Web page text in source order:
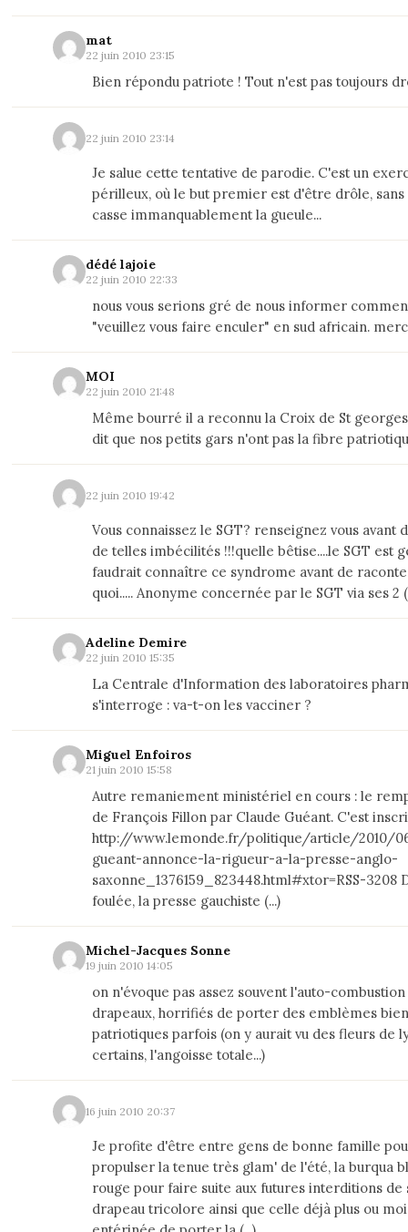
mat
22 juin 2010 23:15
Bien répondu patriote ! Tout n'est pas toujours
22 juin 2010 23:14
Je salue cette tentative de parodie. C'est un
périlleux, où le but premier est d'être drôle, sans
casse immanquablement la gueule...
dédé lajoie
22 juin 2010 22:33
nous vous serions gré de nous informer
"veuillez vous faire enculer" en sud africain.
MOI
22 juin 2010 21:48
Même bourré il a reconnu la Croix de St
dit que nos petits gars n'ont pas la fibre
22 juin 2010 19:42
Vous connaissez le SGT? renseignez vous avant
de telles imbécilités !!!quelle bêtise....le SGT est
faudrait connaître ce syndrome avant de
quoi..... Anonyme concernée par le SGT via ses 2
Adeline Demire
22 juin 2010 15:35
La Centrale d'Information des laboratoires
s'interroge : va-t-on les vacciner ?
Miguel Enfoiros
21 juin 2010 15:58
Autre remaniement ministériel en cours : le
de François Fillon par Claude Guéant. C'est
http://www.lemonde.fr/politique/article/2010/
gueant-annonce-la-rigueur-a-la-presse-anglo-
saxonne_1376159_823448.html#xtor=RSS-3208
foulée, la presse gauchiste (...)
Michel-Jacques Sonne
19 juin 2010 14:05
on n'évoque pas assez souvent l'auto-combustion
drapeaux, horrifiés de porter des emblèmes
patriotiques parfois (on y aurait vu des fleurs de
certains, l'angoisse totale...)
16 juin 2010 20:37
Je profite d'être entre gens de bonne famille
propulser la tenue très glam' de l'été, la burqua
rouge pour faire suite aux futures interditions de
drapeau tricolore ainsi que celle déjà plus ou